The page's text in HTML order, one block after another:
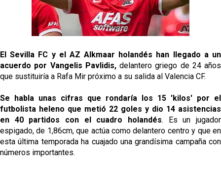
Oso es el siguiente en la lista para salir
El Sevilla FC oficializa la cesión de Rafa Mir al Aris
Juanlu se marcha traspasado al Bournemouth
Previa | El Sevilla FC cierra la pretemporada con el
exigente choque ante el Bayer Leverkusen
El Sevilla FC y el AZ Alkmaar holandés han llegado a un
acuerdo por Vangelis Pavlidis,delantero griego de 24 años
que sustituiría a Rafa Mir próximo a su salida al Valencia CF.
Se habla unas cifras que rondaría los 15 'kilos' por el
futbolista heleno que metió 22 goles y dio 14 asistencias
en 40 partidos con el cuadro holandés. Es un jugador
espigado, de 1,86cm, que actúa como delantero centro y que en
esta última temporada ha cuajado una grandísima campaña con
números importantes.